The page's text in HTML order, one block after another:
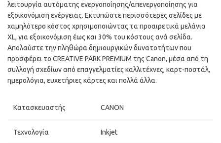
λειτουργία αυτόματης ενεργοποίησης/απενεργοποίησης για
εξοικονόμιση ενέργειας. Εκτυπώστε περισσότερες σελίδες με
χαμηλότερο κόστος χρησιμοποιώντας τα προαιρετικά μελάνια
XL, για εξοικονόμιση έως και 30% του κόστους ανά σελίδα.
Απολαύστε την πληθώρα δημιουργικών δυνατοτήτων που
προσφέρει το CREATIVE PARK PREMIUM της Canon, μέσα από τη
συλλογή σχεδίων από επαγγελματίες καλλιτέχνες, καρτ-ποστάλ,
ημερολόγια, ευχετήριες κάρτες και πολλά άλλα.
Κατασκευαστής CANON
Τεχνολογία Inkjet